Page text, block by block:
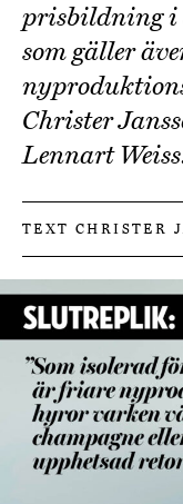
prisbildning i
som gäller
Christer
Lennart
TEXT CHRISTER